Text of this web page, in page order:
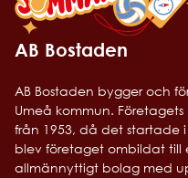
AB Bostaden
AB Bostaden bygger och
Umeå kommun. Företagets
från 1953, då det startade i
blev företaget ombildat till
allmännyttigt bolag med